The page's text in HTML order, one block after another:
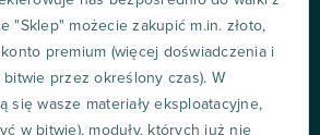
"Sklep" możecie zakupić m.in. złoto,
premium (więcej doświadczenia i
przez określony czas). W
się wasze materiały eksploatacyjne,
w bitwie), moduły, których już nie